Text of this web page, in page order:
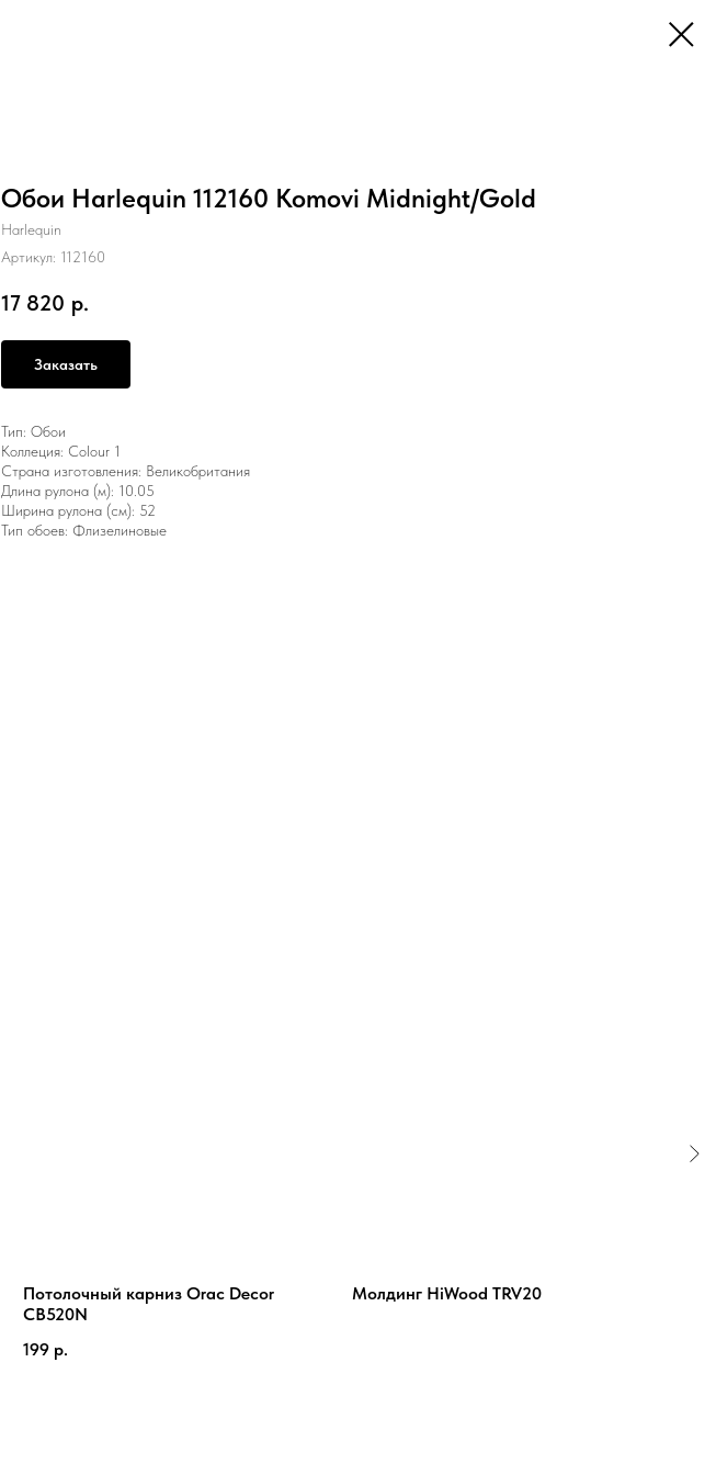
Обои Harlequin 112160 Komovi Midnight/Gold
Harlequin
Артикул: 112160
17 820 р.
Заказать
Тип: Обои
Коллеция: Colour 1
Страна изготовления: Великобритания
Длина рулона (м): 10.05
Ширина рулона (см): 52
Тип обоев: Флизелиновые
Потолочный карниз Orac Decor
CB520N
199 р.
Молдинг HiWood TRV20